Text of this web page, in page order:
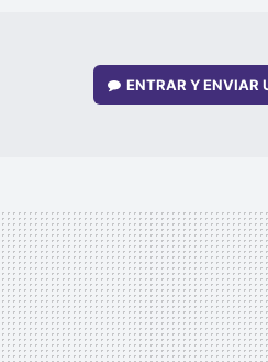
ENTRAR Y ENVIAR